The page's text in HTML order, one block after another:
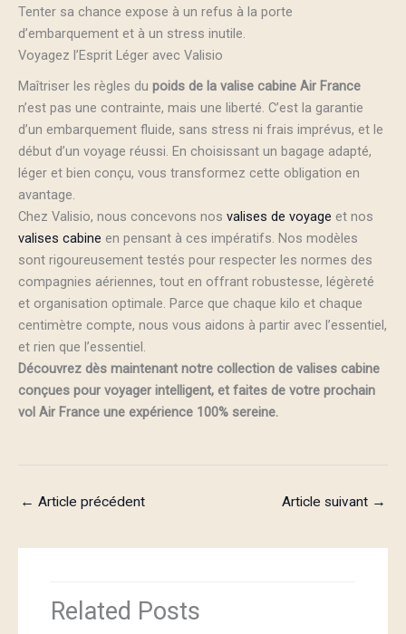
Tenter sa chance expose à un refus à la porte
d’embarquement et à un stress inutile.
Voyagez l’Esprit Léger avec Valisio
Maîtriser les règles du poids de la valise cabine Air France
n’est pas une contrainte, mais une liberté. C’est la garantie
d’un embarquement fluide, sans stress ni frais imprévus, et le
début d’un voyage réussi. En choisissant un bagage adapté,
léger et bien conçu, vous transformez cette obligation en
avantage.
Chez Valisio, nous concevons nos valises de voyage et nos
valises cabine en pensant à ces impératifs. Nos modèles
sont rigoureusement testés pour respecter les normes des
compagnies aériennes, tout en offrant robustesse, légèreté
et organisation optimale. Parce que chaque kilo et chaque
centimètre compte, nous vous aidons à partir avec l’essentiel,
et rien que l’essentiel.
Découvrez dès maintenant notre collection de valises cabine
conçues pour voyager intelligent, et faites de votre prochain
vol Air France une expérience 100% sereine.
← Article précédent Article suivant →
Related Posts